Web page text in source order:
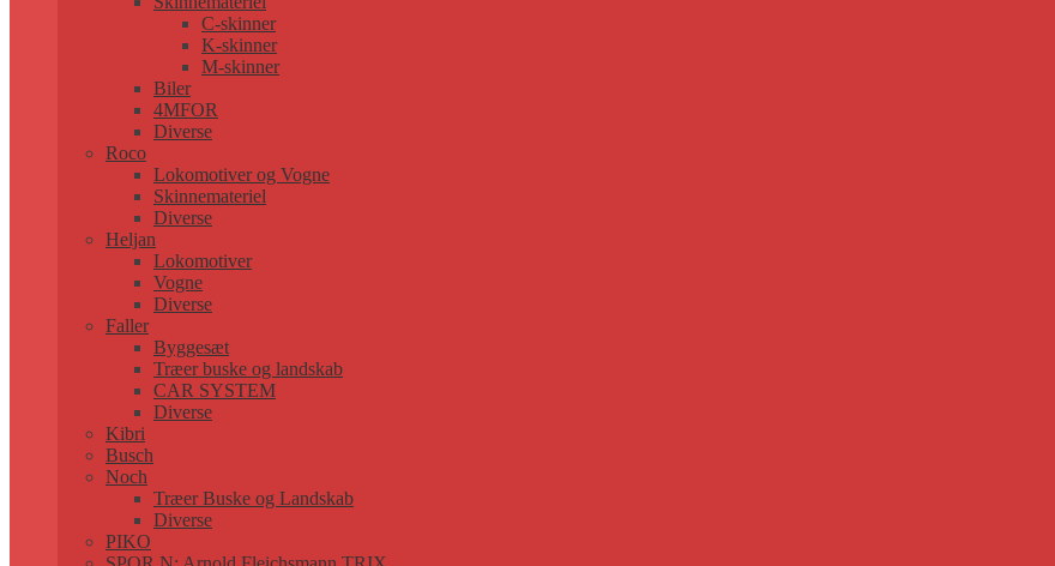
C-skinner
K-skinner
M-skinner
Biler
4MFOR
Diverse
Roco
Lokomotiver og Vogne
Skinnemateriel
Diverse
Heljan
Lokomotiver
Vogne
Diverse
Faller
Byggesæt
Træer buske og landskab
CAR SYSTEM
Diverse
Kibri
Busch
Noch
Træer Buske og Landskab
Diverse
PIKO